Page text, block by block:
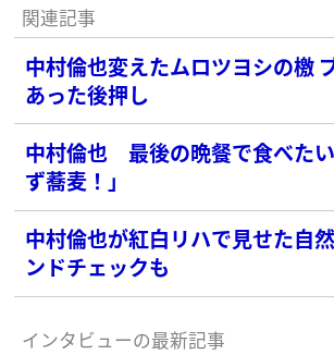
関連記事
中村倫也変えたムロツヨシの檄
あった後押し
中村倫也 最後の晩餐で食べた
ず蕎麦！」
中村倫也が紅白リハで見せた自
ンドチェックも
インタビューの最新記事